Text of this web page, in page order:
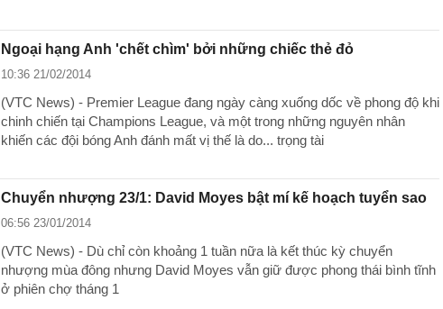
Ngoại hạng Anh 'chết chìm' bởi những chiếc thẻ đỏ
10:36 21/02/2014
(VTC News) - Premier League đang ngày càng xuống dốc về phong độ khi
chinh chiến tại Champions League, và một trong những nguyên nhân
khiến các đội bóng Anh đánh mất vị thế là do... trọng tài
Chuyển nhượng 23/1: David Moyes bật mí kế hoạch tuyển sao
06:56 23/01/2014
(VTC News) - Dù chỉ còn khoảng 1 tuần nữa là kết thúc kỳ chuyển
nhượng mùa đông nhưng David Moyes vẫn giữ được phong thái bình tĩnh
ở phiên chợ tháng 1